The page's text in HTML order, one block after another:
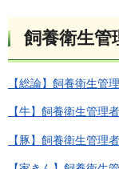
飼養衛生管
【総論】飼養衛生管
【牛】飼養衛生管理
【豚】飼養衛生管理